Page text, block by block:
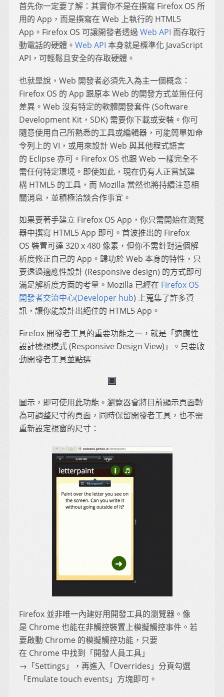
首先你一定要了解：其實你不是在撰寫 Firefox OS 所
用的 App，而是撰寫在 Web 上執行的 HTML5
App。Firefox OS 可讓開發者透過 Web API 而存取行
動電話的硬體。 Web API 本身就是標準化 JavaScript
API，可輕鬆且安全的存取硬體。
也就是說，Web 開發者必須先入為主一個概念：
Firefox OS 的 App 跟原本 Web 的開發方式並無任何
差異。Web 沒有特定的軟體開發套件 (Software
Development Kit，SDK) 需要你下載或安裝。你可
隨意使用自己所熟悉的工具或編輯器，可能簡單如命
令列上的 VI，或用來設計 Web 與其他程式語言
的 Eclipse 亦可。Firefox OS 也跟 Web 一樣完全不
需任何特定環境。即使如此，現在仍有人正嘗試建
構 HTML5 的工具，而 Mozilla 當然也將持續注意相
關消息，並積極洽談合作事宜。
如果要著手建立 Firefox OS App，你只需開始在瀏覽
器中撰寫 HTML5 App 即可。首波推出的 Firefox
OS 裝置可達 320 x 480 像素，但你不需針對這個解
析度修正自己的 App。歸功於 Web 本身的特性，只
要透過適應性設計 (Responsive design) 的方式即可
滿足解析度方面的考量。Mozilla 已經在 Firefox OS
開發者交流中心(Developer hub) 上蒐集了許多資
訊，讓你能設計出絕佳的 HTML5 App。
Firefox 開發者工具的重要功能之一，就是「適應性
設計檢視模式 (Responsive Design View)」。只要啟
動開發者工具並點選
圖示，即可使用此功能。瀏覽器會將目前顯示頁面轉
為可調整尺寸的頁面，同時保留開發者工具，也不需
重新設定視窗的尺寸：
Firefox 並非唯一內建好用開發工具的瀏覽器。像
是 Chrome 也能在非觸控裝置上模擬觸控事件。若
要啟動 Chrome 的模擬觸控功能，只要
在 Chrome 中找到「開發人員工具」
→「Settings」，再進入「Overrides」分頁勾選
「Emulate touch events」方塊即可。